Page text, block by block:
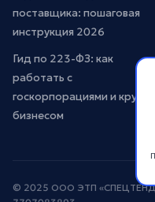
поставщика: пошаговая
инструкция 2026
Гид по 223-ФЗ: как
работать с
госкорпорациями и
бизнесом
© 2025 ООО ЭТП